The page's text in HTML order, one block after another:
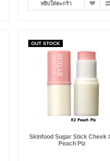
หยิบใส่ตะกร้า
OUT STOCK
Skinfood Sugar Stick Cheek
Peach Piz